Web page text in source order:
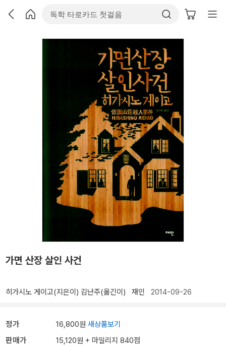
가면 산장 살인 사건
히가시노 게이고(지은이) 김난주(옮긴이) 재인 2014-09-26
정가 16,800원 새상품보기
판매가 15,120원 + 마일리지 840점